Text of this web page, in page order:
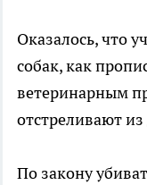
Оказалось, что
собак, как
ветеринарным
отстреливают
По закону